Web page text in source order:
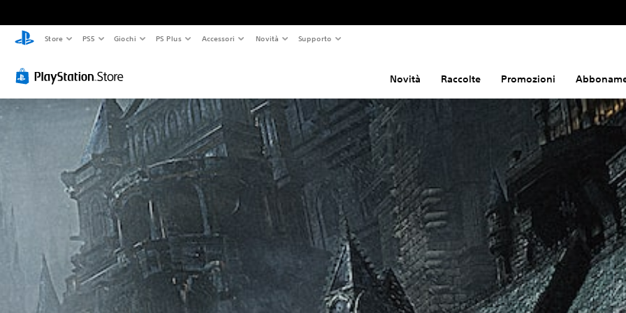
Store PS5 Giochi PS Plus Accessori Novità Supporto
Novità Raccolte Promozioni